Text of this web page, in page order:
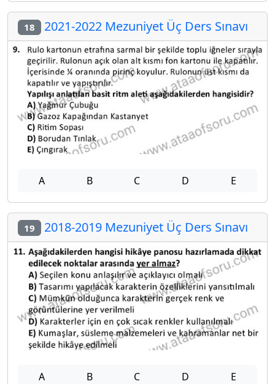
18 2021-2022 Mezuniyet Üç Ders Sınavı
A B C D E
19 2018-2019 Mezuniyet Üç Ders Sınavı
A B C D E